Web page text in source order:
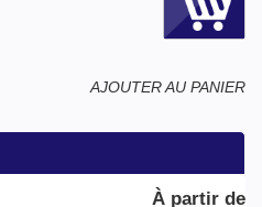
AJOUTER AU PANIER
À partir de